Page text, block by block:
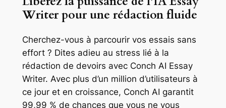
Writer pour une rédaction fluide
Cherchez-vous à parcourir vos essais sans
effort ? Dites adieu au stress lié à la
rédaction de devoirs avec Conch AI Essay
Writer. Avec plus d’un million d’utilisateurs à
ce jour et en croissance, Conch AI garantit
99,99 % de chances que vous ne vous